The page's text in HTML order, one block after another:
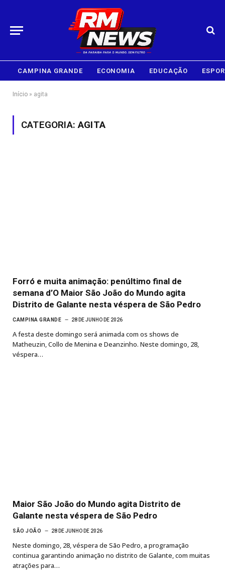
CAMPINA GRANDE ECONOMIA EDUCAÇÃO
Início » agita
CATEGORIA:AGITA
Forró e muita animação: penúltimo final de
semana d’O Maior São João do Mundo agita
Distrito de Galante nesta véspera de São Pedro
CAMPINA GRANDE 28 DE JUNHO DE 2026
A festa deste domingo será animada com os shows de
Matheuzin, Collo de Menina e Deanzinho. Neste domingo, 28,
véspera…
Maior São João do Mundo agita Distrito de
Galante nesta véspera de São Pedro
SÃO JOÃO 28 DE JUNHO DE 2026
Neste domingo, 28, véspera de São Pedro, a programação
continua garantindo animação no distrito de Galante, com muitas
atrações para…